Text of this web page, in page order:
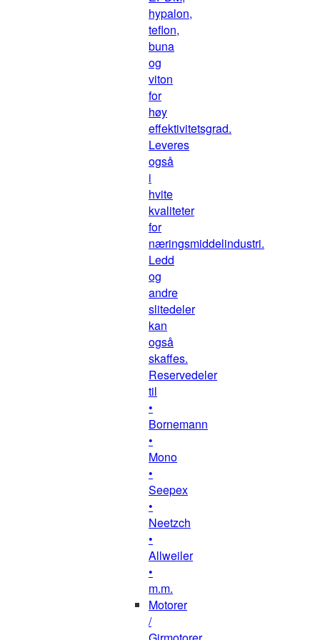
hypalon,
teflon,
buna
og
viton
for
høy
effektivitetsgrad.
Leveres
også
i
hvite
kvaliteter
for
næringsmiddelindustri.
Ledd
og
andre
slitedeler
kan
også
skaffes.
Reservedeler
til
•
Bornemann
•
Mono
•
Seepex
•
Neetzch
•
Allweiler
•
m.m.
Motorer
/